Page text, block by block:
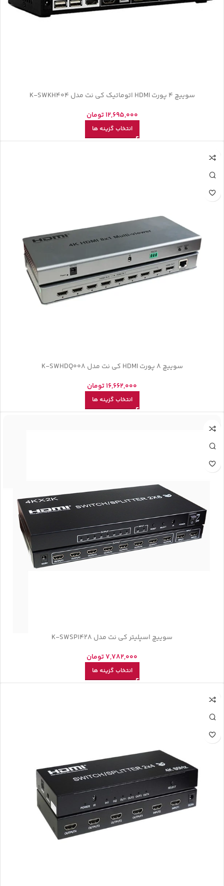
سوییچ 4 پورت HDMI اتوماتیک کی نت مدل K-SWKH404
12,695,000 تومان
انتخاب گزینه ها
سوییچ 8 پورت HDMI کی نت مدل K-SWHDQ008
16,662,000تومان
انتخاب گزینه ها
سوییچ اسپلیتر کی نت مدل K-SWSP1428
7,782,000تومان
انتخاب گزینه ها